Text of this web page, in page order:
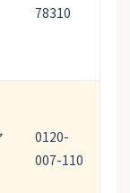
78310
0120-
007-110